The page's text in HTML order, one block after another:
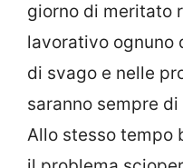
giorno di meritato
lavorativo ognuno
di svago e nelle
saranno sempre
Allo stesso tempo